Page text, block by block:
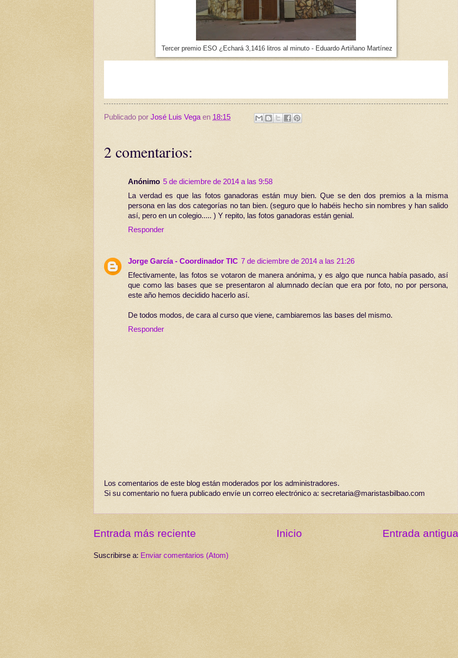
Tercer premio ESO ¿Echará 3,1416 litros al minuto - Eduardo Artiñano Martínez
Publicado por José Luis Vega en 18:15
2 comentarios:
Anónimo 5 de diciembre de 2014 a las 9:58
La verdad es que las fotos ganadoras están muy bien. Que se den dos premios a la misma
persona en las dos categorías no tan bien. (seguro que lo habéis hecho sin nombres y han salido
así, pero en un colegio..... ) Y repito, las fotos ganadoras están genial.
Responder
Jorge García - Coordinador TIC 7 de diciembre de 2014 a las 21:26
Efectivamente, las fotos se votaron de manera anónima, y es algo que nunca había pasado, así
que como las bases que se presentaron al alumnado decían que era por foto, no por persona,
este año hemos decidido hacerlo así.
De todos modos, de cara al curso que viene, cambiaremos las bases del mismo.
Responder
Los comentarios de este blog están moderados por los administradores.
Si su comentario no fuera publicado envíe un correo electrónico a: secretaria@maristasbilbao.com
Entrada más reciente Entrada antigua
Inicio
Suscribirse a: Enviar comentarios (Atom)